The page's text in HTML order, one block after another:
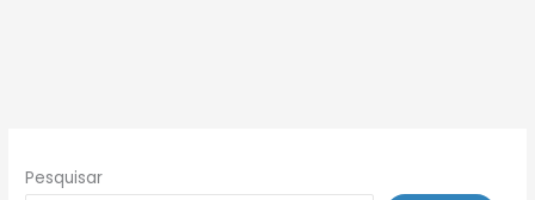
Pesquisar